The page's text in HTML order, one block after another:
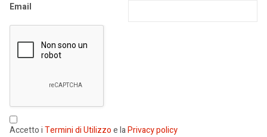
Email
Accetto iTermini di Utilizzoe laPrivacy policy